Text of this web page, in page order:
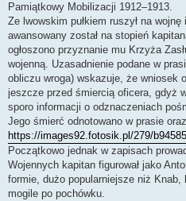
Pamiątkowy Mobilizacji 1912–1913.
Ze lwowskim pułkiem ruszył na
awansowany został na stopień
ogłoszono przyznanie mu Krzyża
wojenną. Uzasadnienie podane w
obliczu wroga) wskazuje, że wniosek
jeszcze przed śmiercią oficera, gdyż
sporo informacji o odznaczeniach
Jego śmierć odnotowano w prasie
https://images92.fotosik.pl/279/
Początkowo jednak w zapisach
Wojennych kapitan figurował jako
formie, dużo popularniejsze niż
mogile po pochówku.